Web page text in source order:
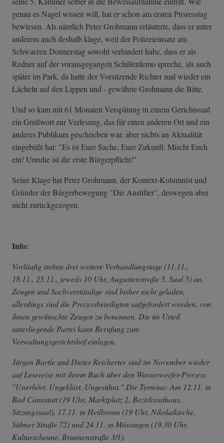
genau es Nagel wissen will, hat er schon am ersten Prozesstag
bewiesen. Als nämlich Peter Grohmann erläuterte, dass er unter
anderem auch deshalb klage, weil der Polizeieinsatz am
Schwarzen Donnerstag sowohl verhindert habe, dass er als
Redner auf der vorausgegangen Schülerdemo spreche, als auch
später im Park, da hatte der Vorsitzende Richter mal wieder ein
Lächeln auf den Lippen und - gewährte Grohmann die Bitte.
Und so kam mit 61 Monaten Verspätung in einem Gerichtssaal
ein Grußwort zur Verlesung, das für einen anderen Ort und ein
anderes Publikum geschrieben war, aber nichts an Aktualität
eingebüßt hat: "Es ist Eure Sache, Eure Zukunft. Mischt Euch
ein! Unruhe ist die erste Bürgerpflicht!"
Seine Klage hat Peter Grohmann, der Kontext-Kolumnist und
Gründer der Bürgerbewegung "Die Anstifter", deswegen aber
nicht zurückgezogen.
Info:
Vorläufig stehen drei weitere Verhandlungstage (11.11.,
18.11., 25.11., jeweils 10 Uhr, Augustenstraße 5, Saal 5) an.
Zeugen und Sachverständige sind bisher nicht geladen,
allerdings sind die Prozessbeteiligten aufgefordert worden, von
ihnen gewünschte Zeugen zu benennen. Die im Urteil
unterliegende Partei kann Berufung zum
Verwaltungsgerichtshof einlegen.
Jürgen Bartle und Dieter Reicherter sind im November wieder
auf Lesereise mit ihrem Buch über den Wasserwerfer-Prozess
"Unerhört. Ungeklärt. Ungesühnt." Die Termine: Am 12.11. in
Bad Cannstatt (19 Uhr, Marktplatz 2, Bezirksrathaus,
Sitzungssaal), 17.11. in Heilbronn (19 Uhr, Nikolaikirche,
Sülmer Straße 72) und 24.11. in Mössingen (19.30 Uhr,
Kulturscheune, Brunnenstraße 3/1).